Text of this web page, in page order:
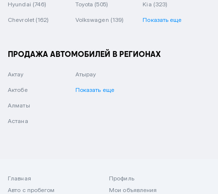
Hyundai (746) Toyota (505) Kia (323)
Chevrolet (162) Volkswagen (139) Показать еще
ПРОДАЖА АВТОМОБИЛЕЙ В РЕГИОНАХ
Актау
Актобе
Алматы
Астана
Атырау
Показать еще
Главная
Авто с пробегом
Профиль
Мои объявления